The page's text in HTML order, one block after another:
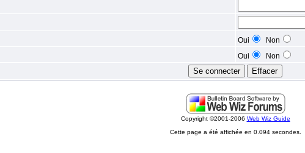
Oui
Non
Oui Non
Copyright ©2001-2006 Web Wiz Guide
Cette page a été affichée en 0.094 secondes.